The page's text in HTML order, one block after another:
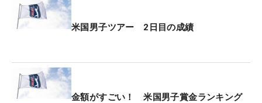
1オーバー・87位タイの平田憲聖も予選落ちした。
米国男子ツアー 2日目の成績
金額がすごい！ 米国男子賞金ランキング